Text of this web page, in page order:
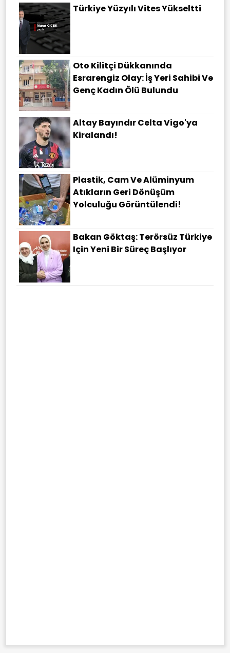
Türkiye Yüzyılı Vites Yükseltti
Oto Kilitçi Dükkanında
Esrarengiz Olay: İş Yeri Sahibi Ve
Genç Kadın Ölü Bulundu
Altay Bayındır Celta Vigo'ya
Kiralandı!
Plastik, Cam Ve Alüminyum
Atıkların Geri Dönüşüm
Yolculuğu Görüntülendi!
Bakan Göktaş: Terörsüz Türkiye
Için Yeni Bir Süreç Başlıyor